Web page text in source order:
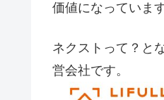
価値になっていま
ネクストって？と
営会社です。